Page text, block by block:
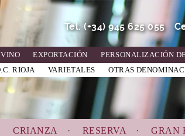
Tel.(+34) 945 625 055
EXPORTACIÓN PERSONALIZACIÓN
RIOJA VARIETALES OTRAS
CRIANZA RESERVA GRAN